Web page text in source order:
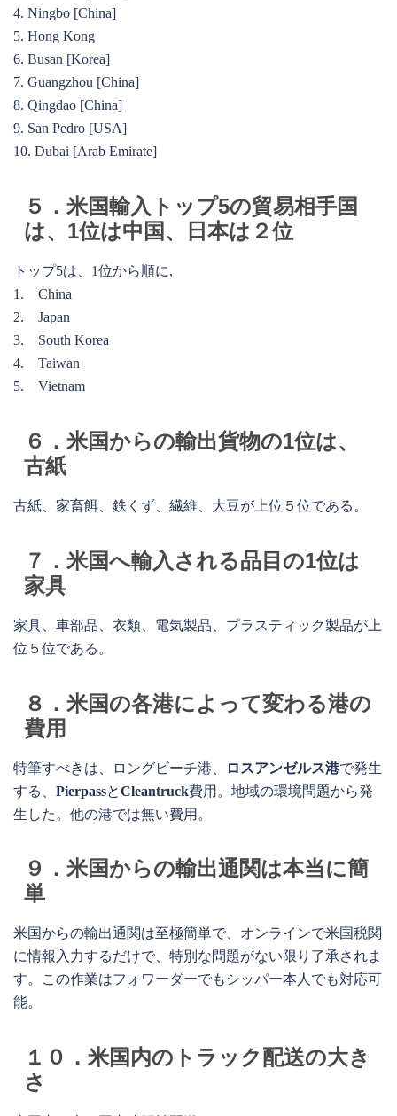
4. Ningbo [China]
5. Hong Kong
6. Busan [Korea]
7. Guangzhou [China]
8. Qingdao [China]
9. San Pedro [USA]
10. Dubai [Arab Emirate]
５．米国輸入トップ5の貿易相手国
は、1位は中国、日本は２位
トップ5は、1位から順に,
1. China
2. Japan
3. South Korea
4. Taiwan
5. Vietnam
６．米国からの輸出貨物の1位は、
古紙
古紙、家畜餌、鉄くず、繊維、大豆が上位５位である。
７．米国へ輸入される品目の1位は
家具
家具、車部品、衣類、電気製品、プラスティック製品が上
位５位である。
８．米国の各港によって変わる港の
費用
特筆すべきは、ロングビーチ港、 ロスアンゼルス港で発生
する、 PierpassとCleantruck費用。地域の環境問題から発
生した。他の港では無い費用。
９．米国からの輸出通関は本当に簡
単
米国からの輸出通関は至極簡単で、オンラインで米国税関
に情報入力するだけで、特別な問題がない限り了承されま
す。この作業はフォワーダーでもシッパー本人でも対応可
能。
１０．米国内のトラック配送の大き
さ